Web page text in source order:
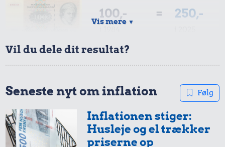
100,- = 250,-
50,-
i 1984
= 125,-
i 2025
20,-
i 1984
= 50,-
Vis mere ▼
Vil du dele dit resultat?
Seneste nyt om inflation Følg
Inflationen stiger:
Husleje og el trækker
priserne op